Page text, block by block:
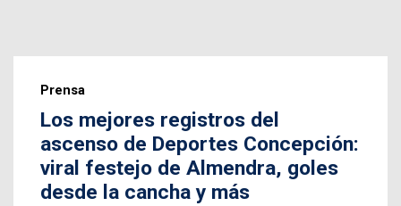
Prensa
Los mejores registros del
ascenso de Deportes Concepción:
viral festejo de Almendra, goles
desde la cancha y más